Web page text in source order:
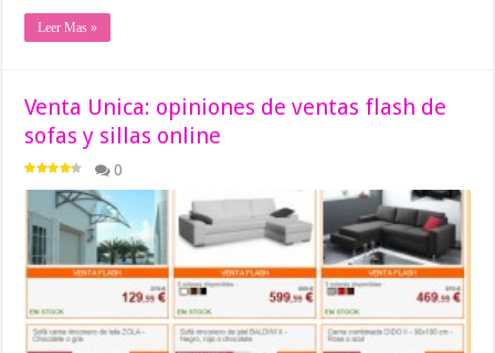
Leer Mas »
Venta Unica: opiniones de ventas flash de
sofas y sillas online
0